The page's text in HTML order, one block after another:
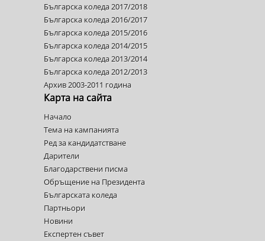
Българска коледа 2017/2018
Българска коледа 2016/2017
Българска коледа 2015/2016
Българска коледа 2014/2015
Българска коледа 2013/2014
Българска коледа 2012/2013
Архив 2003-2011 година
Карта на сайта
Начало
Тема на кампанията
Ред за кандидатстване
Дарители
Благодарствени писма
Обръщение на Президента
Българската коледа
Партньори
Новини
Експертен съвет